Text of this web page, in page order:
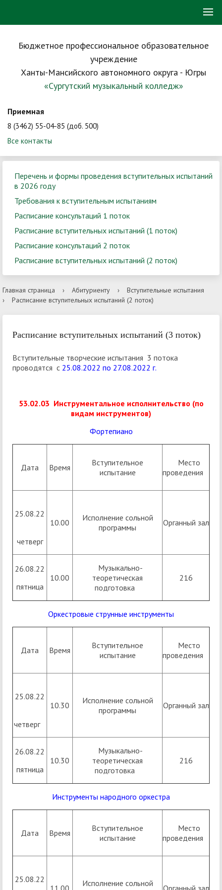
Бюджетное профессиональное образовательное
учреждение
Ханты-Мансийского автономного округа - Югры
«Сургутский музыкальный колледж»
Приемная
8 (3462) 55-04-85 (доб. 500)
Все контакты
Перечень и формы проведения вступительных испытаний
в 2026 году
Требования к вступительным испытаниям
Расписание консультаций 1 поток
Расписание вступительных испытаний (1 поток)
Расписание консультаций 2 поток
Расписание вступительных испытаний (2 поток)
Главная страница › Абитуриенту ›
Вступительные испытания
›
Расписание вступительных испытаний (2 поток)
Расписание вступительных испытаний (3 поток)
Вступительные творческие испытания 3 потока
проводятся с 25.08.2022 по 27.08.2022 г.
53.02.03 Инструментальное исполнительство (по
видам инструментов)
Фортепиано
Дата Время
Вступительное
испытание
Место
проведения
25.08.22
четверг
10.00
Исполнение сольной
программы
Органный зал
26.08.22
пятница
10.00
Музыкально-
теоретическая
подготовка
216
Оркестровые струнные инструменты
Дата Время
Вступительное
испытание
Место
проведения
25.08.22
четверг
10.30
Исполнение сольной
программы
Органный зал
26.08.22
пятница
10.30
Музыкально-
теоретическая
подготовка
216
Инструменты народного оркестра
Дата Время
Вступительное
испытание
Место
проведения
25.08.22
11.00
Исполнение сольной
Органный зал